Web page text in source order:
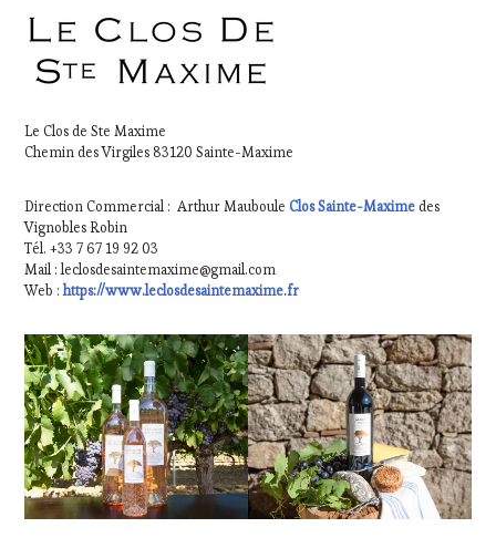
OENOTOURISME
PARTENAIRES
VIN
TOURISME
TERROIR
RESTAURATEUR,
CUISINIER,
ŒNOLOGUE,
SOMMELIER,
VIGNOBLES,
WINE
VOUCHER,
WINE
TOURISM
FAME,
WINE
TOURISM
TOUR,
WINETASTINGVOUCHER.COM
Le Clos de Ste Maxime
Chemin des Virgiles 83120 Sainte-Maxime
Direction Commercial : Arthur MaubouleClos Sainte-Maximedes
Vignobles Robin
Tél. +33 7 67 19 92 03
Mail : leclosdesaintemaxime@gmail.com
Web :https://www.leclosdesaintemaxime.fr